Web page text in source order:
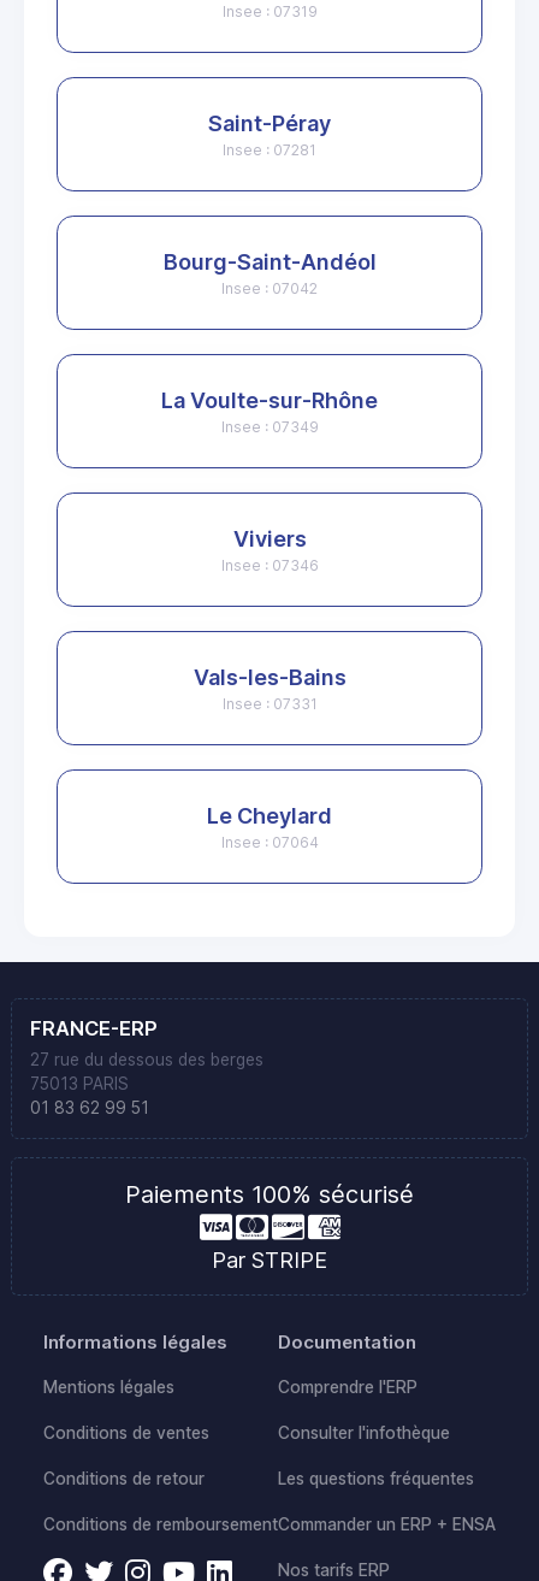
Insee : 07319
Saint-Péray
Insee : 07281
Bourg-Saint-Andéol
Insee : 07042
La Voulte-sur-Rhône
Insee : 07349
Viviers
Insee : 07346
Vals-les-Bains
Insee : 07331
Le Cheylard
Insee : 07064
FRANCE-ERP
27 rue du dessous des berges
75013 PARIS
01 83 62 99 51
Paiements 100% sécurisé
Par STRIPE
Informations légales
Mentions légales
Conditions de ventes
Conditions de retour
Conditions de remboursement
Documentation
Comprendre l'ERP
Consulter l'infothèque
Les questions fréquentes
Commander un ERP + ENSA
Nos tarifs ERP